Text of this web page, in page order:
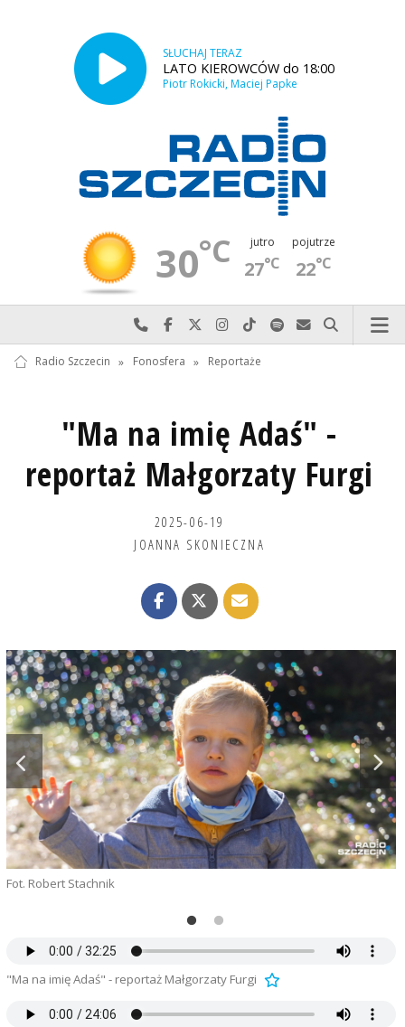
SŁUCHAJ TERAZ
LATO KIEROWCÓW do 18:00
Piotr Rokicki, Maciej Papke
30°C jutro
27°C
pojutrze
22°C
Najlepiej po prostu do nas zadzwoń
Odwiedź nas na Facebook-u
Odwiedź nas na X
Odwiedź nas na Instagram-ie
Odwiedź nas na TikTok-u
Szukaj nas na Spotify
Wyślij do nas
Szukaj
Radio Szczecin » Fonosfera » Reportaże
"Ma na imię Adaś" -
reportaż Małgorzaty Furgi
2025-06-19
JOANNA SKONIECZNA
Fot. Robert Stachnik
"Ma na imię Adaś" - reportaż Małgorzaty Furgi